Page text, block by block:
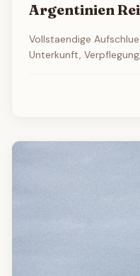
Argentinien
Vollstaendige
Unterkunft,